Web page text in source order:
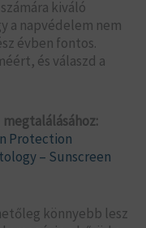
kiváló
a napvédelem nem
évben fontos.
és válaszd a
Protection
– Sunscreen
könnyebb lesz